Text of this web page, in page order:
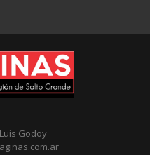
Godoy